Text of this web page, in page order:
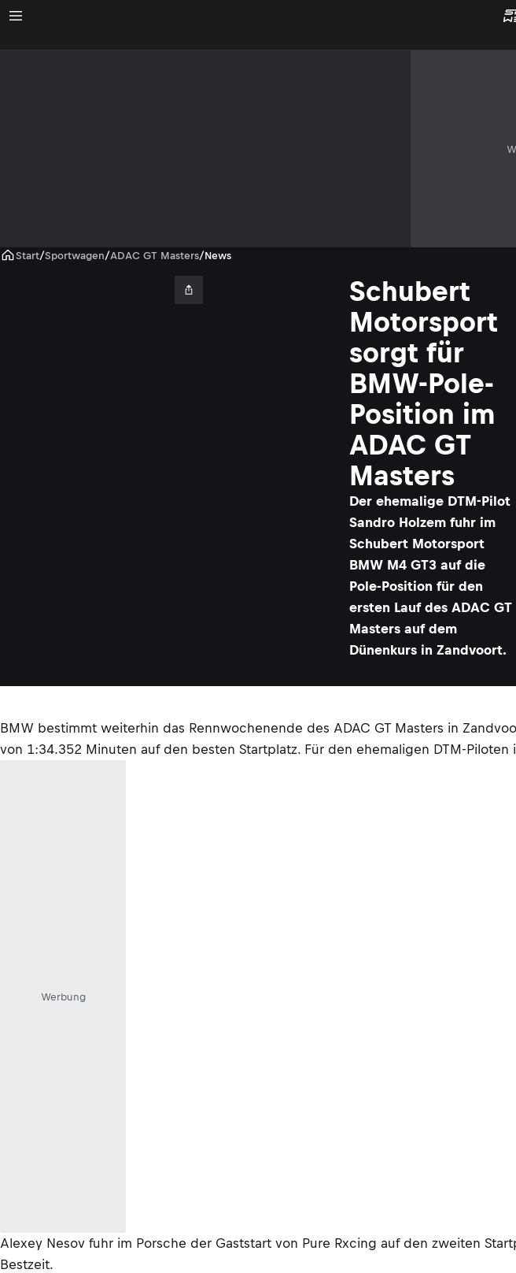
Start/Sportwagen/ADAC GT Masters/News
Schubert
Motorsport
sorgt für
BMW-Pole-
Position im
ADAC GT
Masters
Der ehemalige DTM-Pilot
Sandro Holzem fuhr im
Schubert Motorsport
BMW M4 GT3 auf die
Pole-Position für den
ersten Lauf des ADAC GT
Masters auf dem
Dünenkurs in Zandvoort.
BMW bestimmt weiterhin das Rennwochenende des ADAC GT Masters in
von 1:34.352 Minuten auf den besten Startplatz. Für den ehemaligen DTM-
Werbung
Alexey Nesov fuhr im Porsche der Gaststart von Pure Rxcing auf den zweiten
Bestzeit.